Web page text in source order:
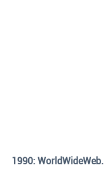
1990: WorldWideWeb.